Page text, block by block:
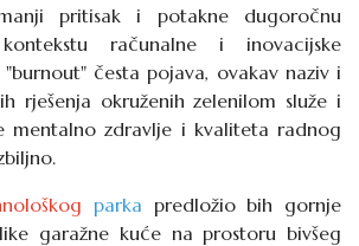
pritisak i potakne dugoročnu
računalne i inovacijske
česta pojava, ovakav naziv i
rješenja okruženih zelenilom služe i
mentalno zdravlje i kvaliteta radnog
parka predložio bih gornje
garažne kuće na prostoru bivšeg